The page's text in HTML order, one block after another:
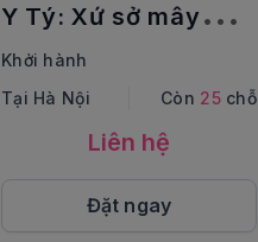
Y Tý: Xứ sở mây
trắng giữa bạt ngàn
lúa chín
Khởi hành
Tại Hà Nội
Còn 25chỗ
Liên hệ
Đặt ngay